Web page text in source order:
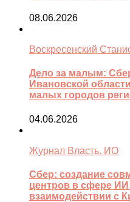
08.06.2026
Воскресенский
Дело за малым:
Ивановской
малых городов
04.06.2026
Журнал Власть. ИО
Сбер: создание
центров в сфере
взаимодействии с